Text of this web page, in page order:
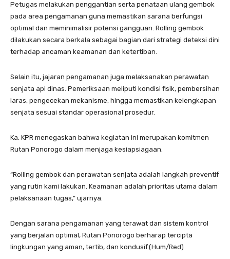
Petugas melakukan penggantian serta penataan ulang gembok
pada area pengamanan guna memastikan sarana berfungsi
optimal dan meminimalisir potensi gangguan. Rolling gembok
dilakukan secara berkala sebagai bagian dari strategi deteksi dini
terhadap ancaman keamanan dan ketertiban.
Selain itu, jajaran pengamanan juga melaksanakan perawatan
senjata api dinas. Pemeriksaan meliputi kondisi fisik, pembersihan
laras, pengecekan mekanisme, hingga memastikan kelengkapan
senjata sesuai standar operasional prosedur.
Ka. KPR menegaskan bahwa kegiatan ini merupakan komitmen
Rutan Ponorogo dalam menjaga kesiapsiagaan.
“Rolling gembok dan perawatan senjata adalah langkah preventif
yang rutin kami lakukan. Keamanan adalah prioritas utama dalam
pelaksanaan tugas,” ujarnya.
Dengan sarana pengamanan yang terawat dan sistem kontrol
yang berjalan optimal, Rutan Ponorogo berharap tercipta
lingkungan yang aman, tertib, dan kondusif.(Hum/Red)